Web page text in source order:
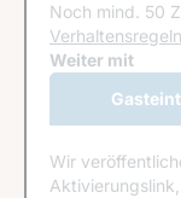
Noch mind. 50
Verhaltensregeln
Google
Weiter mit
Wir